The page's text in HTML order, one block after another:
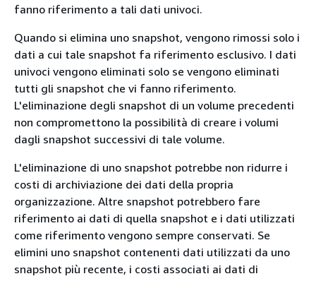
fanno riferimento a tali dati univoci.
Quando si elimina uno snapshot, vengono rimossi solo i
dati a cui tale snapshot fa riferimento esclusivo. I dati
univoci vengono eliminati solo se vengono eliminati
tutti gli snapshot che vi fanno riferimento.
L'eliminazione degli snapshot di un volume precedenti
non compromettono la possibilità di creare i volumi
dagli snapshot successivi di tale volume.
L'eliminazione di uno snapshot potrebbe non ridurre i
costi di archiviazione dei dati della propria
organizzazione. Altre snapshot potrebbero fare
riferimento ai dati di quella snapshot e i dati utilizzati
come riferimento vengono sempre conservati. Se
elimini uno snapshot contenenti dati utilizzati da uno
snapshot più recente, i costi associati ai dati di